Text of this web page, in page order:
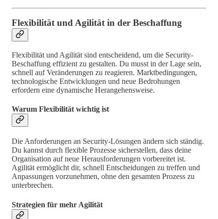
Flexibilität und Agilität in der Beschaffung
Flexibilität und Agilität sind entscheidend, um die Security-
Beschaffung effizient zu gestalten. Du musst in der Lage sein,
schnell auf Veränderungen zu reagieren. Marktbedingungen,
technologische Entwicklungen und neue Bedrohungen
erfordern eine dynamische Herangehensweise.
Warum Flexibilität wichtig ist
Die Anforderungen an Security-Lösungen ändern sich ständig.
Du kannst durch flexible Prozesse sicherstellen, dass deine
Organisation auf neue Herausforderungen vorbereitet ist.
Agilität ermöglicht dir, schnell Entscheidungen zu treffen und
Anpassungen vorzunehmen, ohne den gesamten Prozess zu
unterbrechen.
Strategien für mehr Agilität